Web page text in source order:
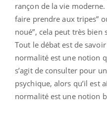
rançon de la vie moderne.
faire prendre aux tripes”
noué”, cela peut très
Tout le débat est de
normalité est une notion
s’agit de consulter pour
psychique, alors qu’il est
normalité est une notion